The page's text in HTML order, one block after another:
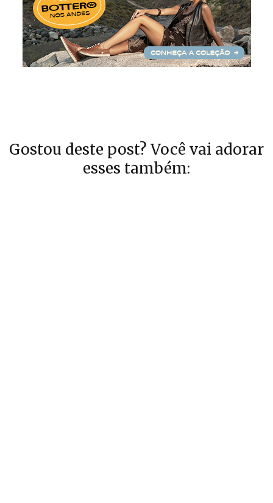
Gostou deste post? Você vai adorar
esses também: